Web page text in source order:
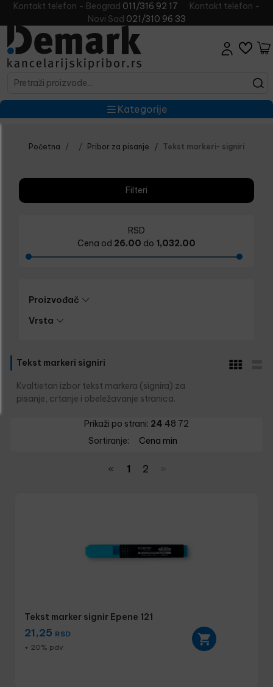
Kontakt telefon - Beograd 011/316 92 17
Kontakt telefon -
Novi Sad 021/310 96 33
Kategorije
Početna Pribor za pisanje Tekst markeri- signiri
Filteri
RSD
Cena od 26.00 do 1,032.00
Proizvođač
Vrsta
Tekst markeri signiri
Kvaltietan izbor tekst markera (signira) za
pisanje, crtanje i obeležavanje stranica.
Prikaži po strani: 24 48 72
Sortiranje:
Cena min
« 1 2
Tekst marker signir Epene 121
21,25 RSD
+ 20% pdv